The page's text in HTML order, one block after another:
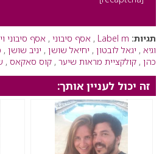
תגיות: Label m
, אסף סיבוני , אסף סיבוני
וגיא , יגאל לובטון , יחיאל שושן , יניב שושן ,
כהן , קולקציית מראות שיער , קוס סאקאס ,
זה יכול לעניין אותך: